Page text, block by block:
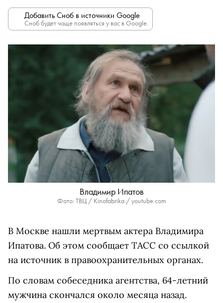
Добавить Сноб в источники Google
Сноб будет чаще появляться у вас в Google.
Владимир Ипатов
Фото: ТВЦ / Kinofabrika / youtube.com
В Москве нашли мертвым актера Владимира
Ипатова. Об этом сообщает ТАСС со ссылкой
на источник в правоохранительных органах.
По словам собеседника агентства, 64-летний
мужчина скончался около месяца назад.